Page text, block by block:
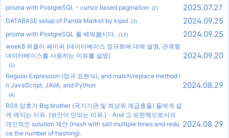
prisma with PostgreSQL - cursor based pagination (2) 2025.07.27
DATABASE setup of Panda Market by kipid (3) 2024.09.25
prisma with PostgreSQL 를 배워봅시다. (12) 2024.09.25
week8 위클리 페이퍼 (데이터베이스 정규화에 대해 설명, 관계형
데이터베이스를 사용하는 이유를 설명)
(1)
2024.09.20
Regular Expression (정규 표현식), and match/replace method i
n JavaScript, JAVA, and Python
(4)
2024.08.29
RSA 암호가 Big brother (국가기관 및 최상위 계급층들) 들에게 쉽
게 깨지는 이유. (보안이 안되는 이유.) - And 그 보완책으로서의
개인적인 solution 제안 (Hash with salt multiple times and redu
ce the number of hashing).
2024.08.29